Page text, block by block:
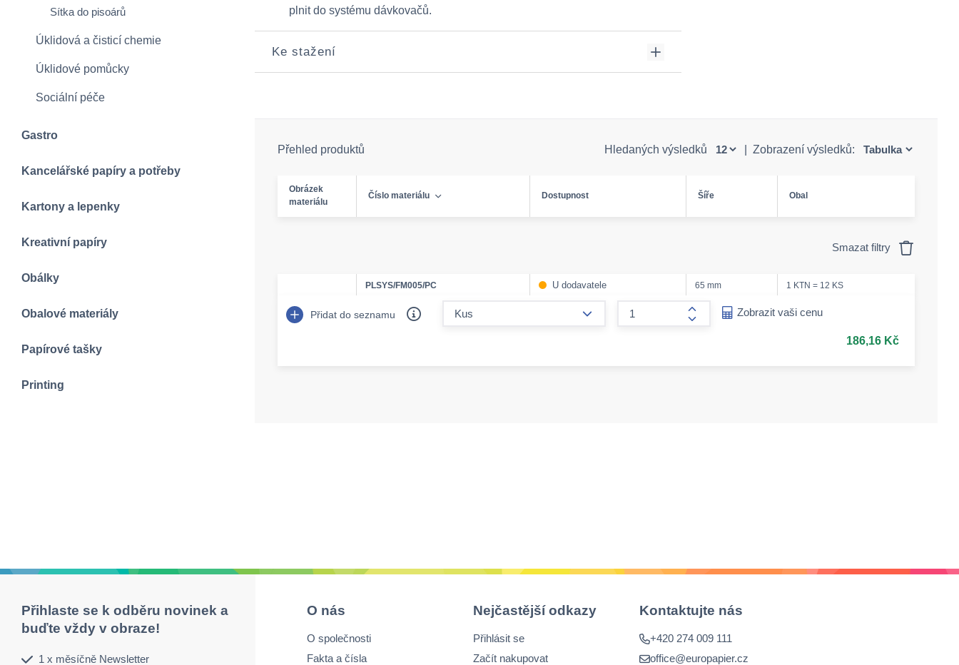
Sítka do pisoárů
Úklidová a čisticí chemie
Úklidové pomůcky
Sociální péče
Gastro
Kancelářské papíry a potřeby
Kartony a lepenky
Kreativní papíry
Obálky
Obalové materiály
Papírové tašky
Printing
plnit do systému dávkovačů.
Ke stažení
Přehled produktů Hledaných výsledků Zobrazení výsledků:
Obrázek
materiálu
Číslo materiálu Dostupnost Šíře Obal
Smazat filtry
PLSYS/FM005/PC U dodavatele 65 mm 1 KTN = 12 KS
Přidat do seznamu
form.increase-amount
Zobrazit vaši cenu
186,16 Kč
Přihlaste se k odběru novinek a
buďte vždy v obraze!
1 x měsíčně Newsletter
O nás
O společnosti
Fakta a čísla
Nejčastější odkazy
Přihlásit se
Začít nakupovat
Kontaktujte nás
+420 274 009 111
office@europapier.cz